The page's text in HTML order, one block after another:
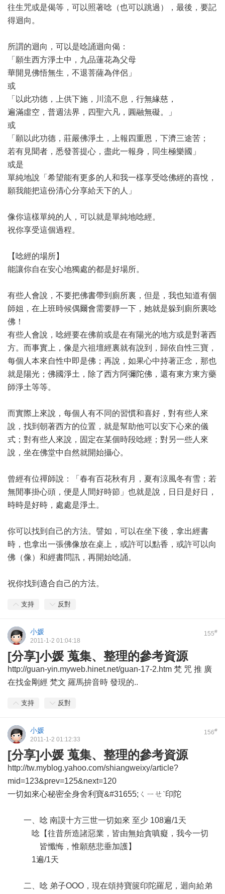
往生咒或是偈等，可以照著唸（也可以跳過），最後，要記
得迴向。
所謂的迴向，可以是唸誦迴向偈：
「願生西方淨土中，九品蓮花為父母
華開見佛悟無生，不退菩薩為伴侶」
或
「以此功德，上供下施，川流不息，行無緣慈，
遍滿虛空，普週法界，四聖六凡，圓融無礙。」
或
「願以此功德，莊嚴佛淨土，上報四重恩，下濟三途苦；
若有見聞者，悉發菩提心，盡此一報身，同生極樂國」
或是
單純地說「希望能有更多的人和我一樣享受唸佛經的喜悅，
願我能把這份清心分享給天下的人」
像你這樣單純的人，可以就是單純地唸經。
祝你享受這個過程。
【唸經的場所】
能讓你自在安心地獨處的都是好場所。
有些人會說，不要把佛書帶到廁所裏，但是，我也知道有個
師姐，在上班時候偶爾會需要靜一下，她就是躲到廁所裏唸
佛！
有些人會說，唸經要在佛前或是在有陽光的地方或是對著西
方。而事實上，像是六祖壇經裏就有說到，歸依自性三寶，
每個人本來自性中即是佛；再說，如果心中持著正念，那也
就是陽光；佛國淨土，除了西方阿彌陀佛，還有東方東方藥
師淨土等等。
而實際上來說，每個人有不同的習慣和喜好，對有些人來
說，找到朝著西方的位置，就是幫助他可以安下心來的儀
式；對有些人來說，固定在某個時段唸經；對另一些人來
說，坐在佛堂中自然就開始攝心。
曾經有位禪師說：「春有百花秋有月，夏有涼風冬有雪；若
無閒事掛心頭，便是人間好時節」也就是說，日日是好日，
時時是好時，處處是淨土。
你可以找到自己的方法。譬如，可以在坐下後，拿出經書
時，也拿出一張佛像放在桌上，或許可以點香，或許可以向
佛（像）和經書問訊，再開始唸誦。
祝你找到適合自己的方法。
支持 反對
155#
小媛
2011-1-2 01:04:18
[分享]小媛 蒐集、整理的參考資源
http://guan-yin.myweb.hinet.net/guan-17-2.htm 梵 咒 推 廣
在找金剛經 梵文 羅馬拚音時 發現的..
支持 反對
156#
小媛
2011-1-2 01:12:33
[分享]小媛 蒐集、整理的參考資源
http://tw.myblog.yahoo.com/shiangweixy/article?
mid=123&prev=125&next=120
一切如來心秘密全身舍利寶&#31655;ㄑㄧㄝˋ印陀
一、唸 南謨十方三世一切如來 至少 108遍/1天
唸【往昔所造諸惡業，皆由無始貪嗔癡，我今一切
皆懺悔，惟願慈悲垂加護】
1遍/1天
二、唸 弟子OOO，現在頌持寶篋印陀羅尼，迴向給弟